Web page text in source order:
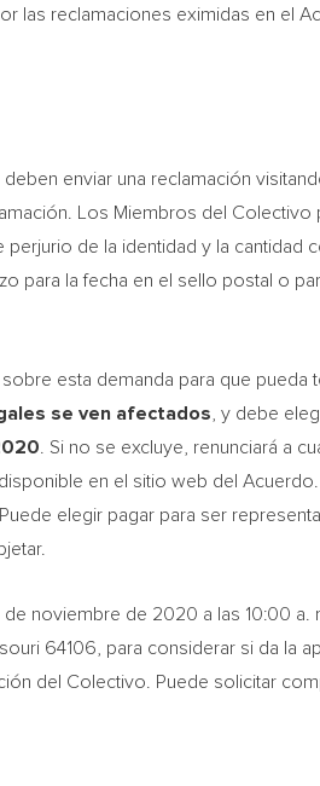
las reclamaciones eximidas en el
enviar una reclamación
Los Miembros del
de la identidad y la cantidad
para la fecha en el sello postal o
esta demanda para que
se ven afectados , y debe
. Si no se excluye, renunciará a
en el sitio web del
. Puede elegir pagar para ser
noviembre de 2020 a las 10:00
64106, para considerar si da la
del Colectivo. Puede solicitar